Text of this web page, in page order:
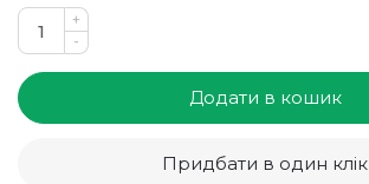
+
-
Додати в кошик
Придбати в один клік